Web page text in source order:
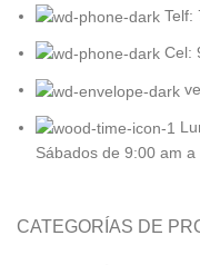
Telf:
Cel:
Sábados de 9:00 am a
CATEGORÍAS DE